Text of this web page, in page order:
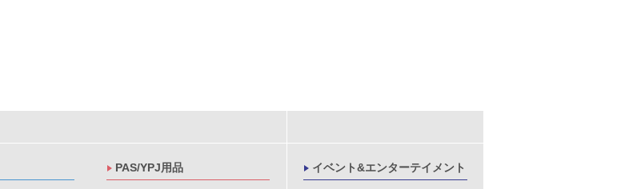
PAS/YPJ用品 イベント&エンターテイメント